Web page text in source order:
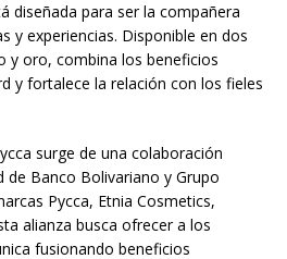
diseñada para ser la compañera
y experiencias. Disponible en dos
y oro, combina los beneficios
y fortalece la relación con los fieles
surge de una colaboración
de Banco Bolivariano y Grupo
Pycca, Etnia Cosmetics,
alianza busca ofrecer a los
fusionando beneficios